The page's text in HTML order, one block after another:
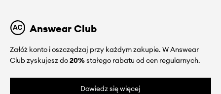
Answear Club
Załóż konto i oszczędzaj przy każdym zakupie. W Answear
Club zyskujesz do20%stałego rabatu od cen regularnych.
Dowiedz się więcej